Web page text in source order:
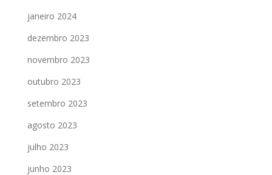
janeiro 2024
dezembro 2023
novembro 2023
outubro 2023
setembro 2023
agosto 2023
julho 2023
junho 2023